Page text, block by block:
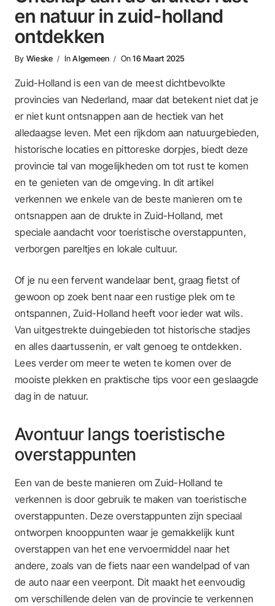
en natuur in zuid-holland
ontdekken
By Wieske InAlgemeen On16 Maart 2025
Zuid-Holland is een van de meest dichtbevolkte
provincies van Nederland, maar dat betekent niet dat je
er niet kunt ontsnappen aan de hectiek van het
alledaagse leven. Met een rijkdom aan natuurgebieden,
historische locaties en pittoreske dorpjes, biedt deze
provincie tal van mogelijkheden om tot rust te komen
en te genieten van de omgeving. In dit artikel
verkennen we enkele van de beste manieren om te
ontsnappen aan de drukte in Zuid-Holland, met
speciale aandacht voor toeristische overstappunten,
verborgen pareltjes en lokale cultuur.
Of je nu een fervent wandelaar bent, graag fietst of
gewoon op zoek bent naar een rustige plek om te
ontspannen, Zuid-Holland heeft voor ieder wat wils.
Van uitgestrekte duingebieden tot historische stadjes
en alles daartussenin, er valt genoeg te ontdekken.
Lees verder om meer te weten te komen over de
mooiste plekken en praktische tips voor een geslaagde
dag in de natuur.
Avontuur langs toeristische
overstappunten
Een van de beste manieren om Zuid-Holland te
verkennen is door gebruik te maken van toeristische
overstappunten. Deze overstappunten zijn speciaal
ontworpen knooppunten waar je gemakkelijk kunt
overstappen van het ene vervoermiddel naar het
andere, zoals van de fiets naar een wandelpad of van
de auto naar een veerpont. Dit maakt het eenvoudig
om verschillende delen van de provincie te verkennen